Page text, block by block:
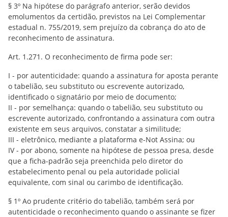
§ 3º Na hipótese do parágrafo anterior, serão devidos
emolumentos da certidão, previstos na Lei Complementar
estadual n. 755/2019, sem prejuízo da cobrança do ato de
reconhecimento de assinatura.
Art. 1.271. O reconhecimento de firma pode ser:
I - por autenticidade: quando a assinatura for aposta perante
o tabelião, seu substituto ou escrevente autorizado,
identificado o signatário por meio de documento;
II - por semelhança: quando o tabelião, seu substituto ou
escrevente autorizado, confrontando a assinatura com outra
existente em seus arquivos, constatar a similitude;
III - eletrônico, mediante a plataforma e-Not Assina; ou
IV - por abono, somente na hipótese de pessoa presa, desde
que a ficha-padrão seja preenchida pelo diretor do
estabelecimento penal ou pela autoridade policial
equivalente, com sinal ou carimbo de identificação.
§ 1º Ao prudente critério do tabelião, também será por
autenticidade o reconhecimento quando o assinante se fizer